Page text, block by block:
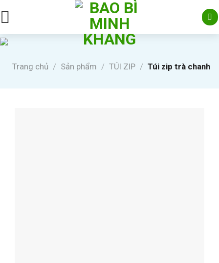
Trang chủ / Sản phẩm / TÚI ZIP / Túi zip trà chanh